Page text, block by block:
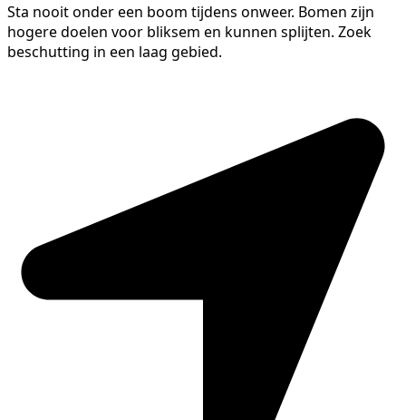
Sta nooit onder een boom tijdens onweer. Bomen zijn
hogere doelen voor bliksem en kunnen splijten. Zoek
beschutting in een laag gebied.